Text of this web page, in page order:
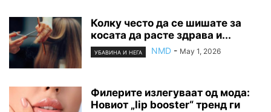
Колку често да се шишате за
косата да расте здрава и...
УБАВИНА И НЕГА NMD - May 1, 2026
Филерите излегуваат од мода:
Новиот „lip booster“ тренд ги